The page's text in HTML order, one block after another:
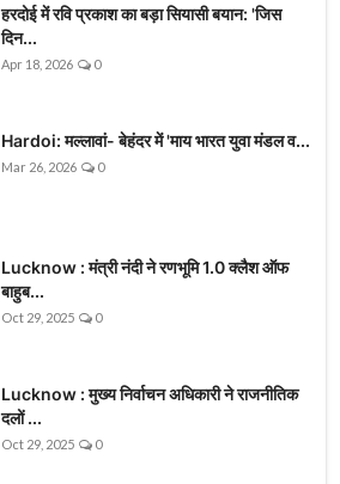
हरदोई में रवि प्रकाश का बड़ा सियासी बयान: 'जिस
दिन...
Apr 18, 2026 0
Hardoi: मल्लावां- बेहंदर में 'माय भारत युवा मंडल व...
Mar 26, 2026 0
Lucknow : मंत्री नंदी ने रणभूमि 1.0 क्लैश ऑफ
बाहुब...
Oct 29, 2025 0
Lucknow : मुख्य निर्वाचन अधिकारी ने राजनीतिक
दलों ...
Oct 29, 2025 0